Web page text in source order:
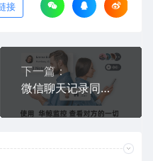
接
下一篇：
微信聊天记录同步到另一部手机——他发消息，你同步看